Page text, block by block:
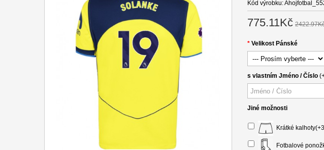
Kód výrobku:
775.11Kč
Velikost Pánské
s vlastním Jméno / Číslo
Jiné možnosti
Krátké
Fotbalové